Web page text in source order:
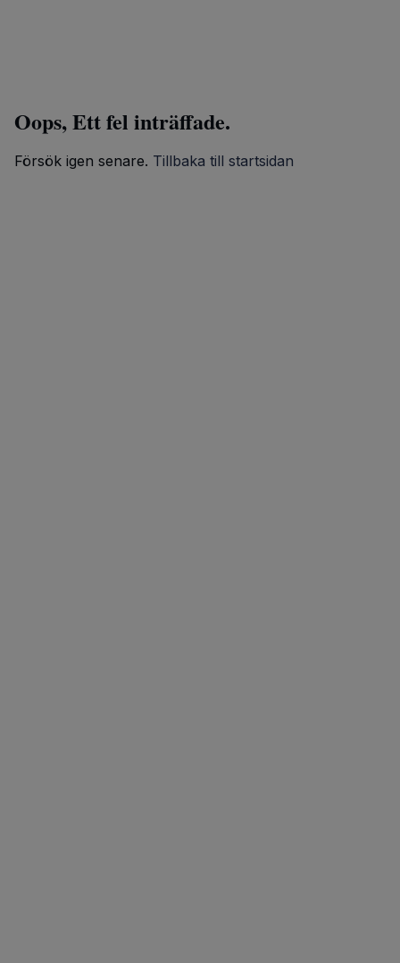
Oops, Ett fel inträffade.
Försök igen senare. Tillbaka till startsidan